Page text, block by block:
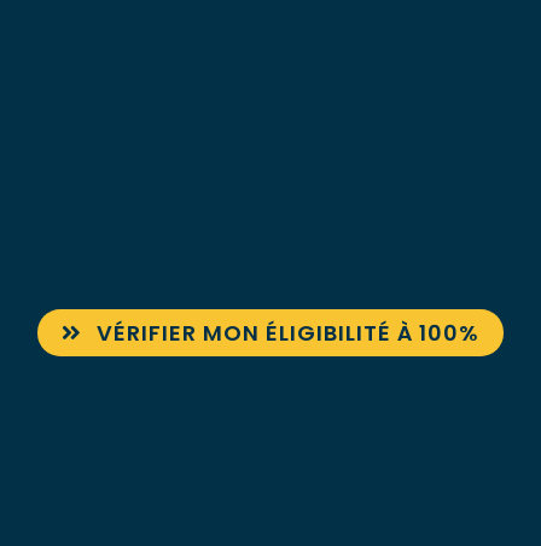
VÉRIFIER MON ÉLIGIBILITÉ À 100%